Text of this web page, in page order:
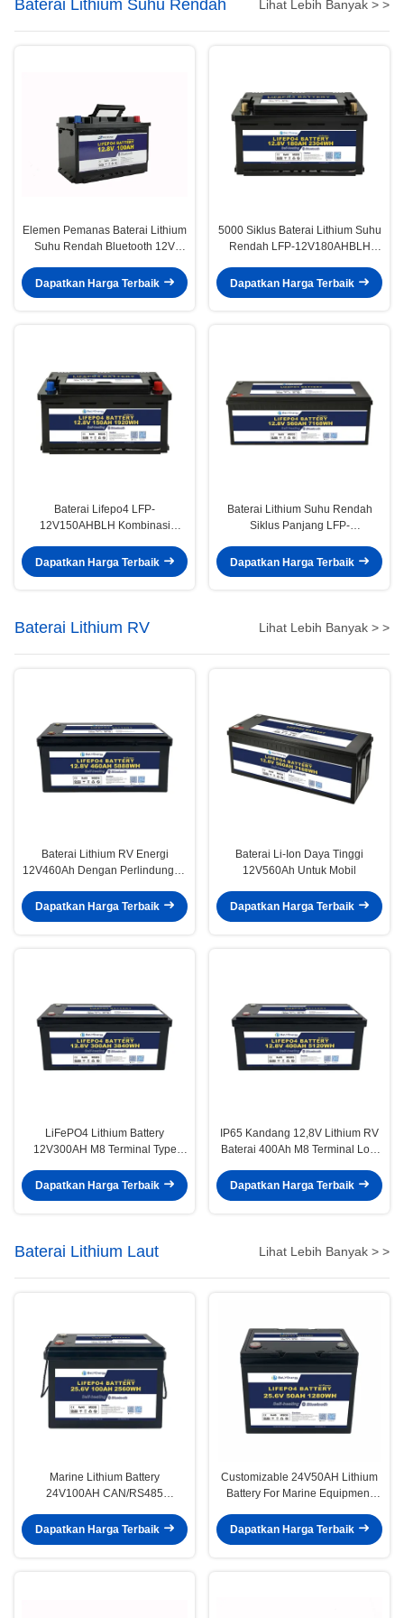
Baterai Lithium Suhu Rendah Lihat Lebih Banyak > >
Elemen Pemanas Baterai Lithium
Suhu Rendah Bluetooth 12V
Dapatkan Harga Terbaik
5000 Siklus Baterai Lithium Suhu
Rendah LFP-12V180AHBLH
Lama
Dapatkan Harga Terbaik
Baterai Lifepo4 LFP-
12V150AHBLH Kombinasi
Portabilitas
Dapatkan Harga Terbaik
Baterai Lithium Suhu Rendah
Siklus Panjang LFP-
Pelepasan 100A Dengan 5000
Siklus
Dapatkan Harga Terbaik
Baterai Lithium RV Lihat Lebih Banyak > >
Baterai Lithium RV Energi
12V460Ah Dengan Perlindungan
Dapatkan Harga Terbaik
Baterai Li-Ion Daya Tinggi
12V560Ah Untuk Mobil
Dapatkan Harga Terbaik
LiFePO4 Lithium Battery
12V300AH M8 Terminal Type
Voltage
Dapatkan Harga Terbaik
IP65 Kandang 12,8V Lithium RV
Baterai 400Ah M8 Terminal Low
Dapatkan Harga Terbaik
Baterai Lithium Laut Lihat Lebih Banyak > >
Marine Lithium Battery
24V100AH CAN/RS485
Applications And Vessels
Dapatkan Harga Terbaik
Customizable 24V50AH Lithium
Battery For Marine Equipment
Weight
Dapatkan Harga Terbaik